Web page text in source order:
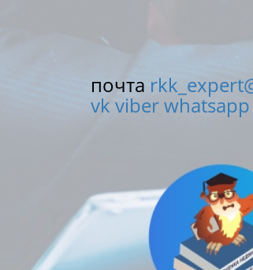
почта
vk viberwhatsapp